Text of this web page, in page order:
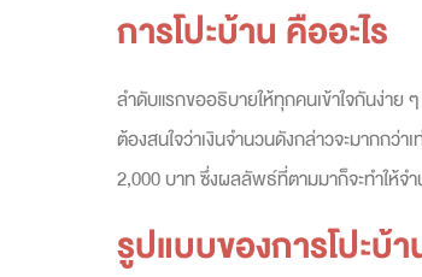
การโปะบ้าน คืออะไร
ลำดับแรกขออธิบายให้ทุกคนเข้าใจกันง่าย
ต้องสนใจว่าเงินจำนวนดังกล่าวจะมากก
2,000 บาท ซึ่งผลลัพธ์ที่ตามมาก็จะทำให้จ
รูปแบบของการโปะบ้